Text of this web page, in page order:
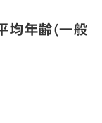
均年齢(一般